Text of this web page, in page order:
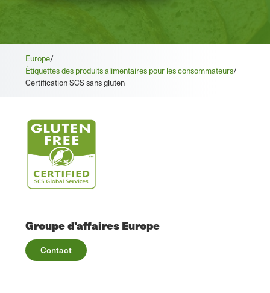
Europe/
Étiquettes des produits alimentaires pour les consommateurs/
Certification SCS sans gluten
Groupe d'affaires Europe
Contact